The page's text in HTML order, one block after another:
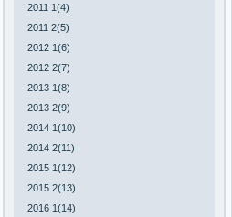
2011 1(4)
2011 2(5)
2012 1(6)
2012 2(7)
2013 1(8)
2013 2(9)
2014 1(10)
2014 2(11)
2015 1(12)
2015 2(13)
2016 1(14)